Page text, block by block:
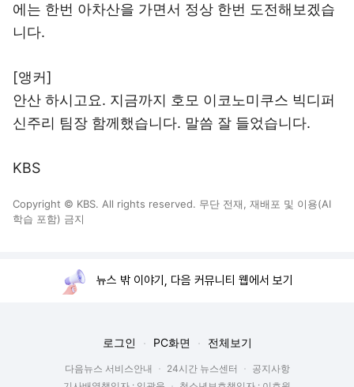
에는 한번 아차산을 가면서 정상 한번 도전해보겠습
니다.
[앵커]
안산 하시고요. 지금까지 호모 이코노미쿠스 빅디퍼
신주리 팀장 함께했습니다. 말씀 잘 들었습니다.
KBS
Copyright © KBS. All rights reserved. 무단 전재, 재배포 및 이용(AI
학습 포함) 금지
뉴스 밖 이야기, 다음 커뮤니티 웹에서 보기
로그인 PC화면 전체보기
다음뉴스 서비스안내 24시간 뉴스센터
공지사항